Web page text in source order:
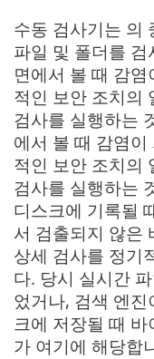
수동 검사기는 의
파일 및 폴더를
면에서 볼 때 감
적인 보안 조치의
검사를 실행하는
에서 볼 때 감염
적인 보안 조치의
검사를 실행하는
디스크에 기록될
서 검출되지 않은
상세 검사를 정기
다. 당시 실시간
었거나, 검색 엔
크에 저장될 때
가 여기에 해당합